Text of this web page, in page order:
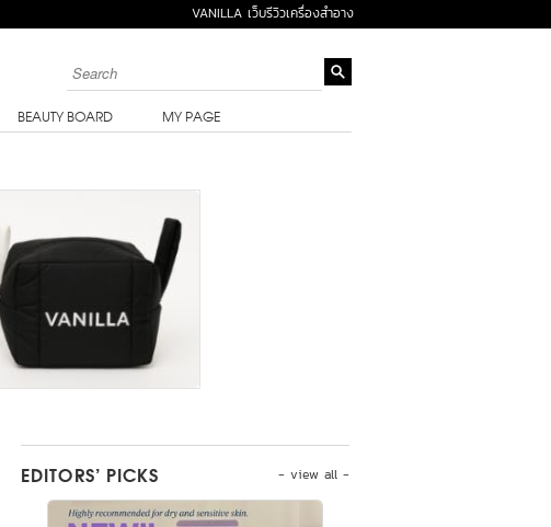
VANILLA เว็บรีวิวเครื่องสำอาง
BEAUTY BOARD MY PAGE
- view all -
EDITORS’ PICKS